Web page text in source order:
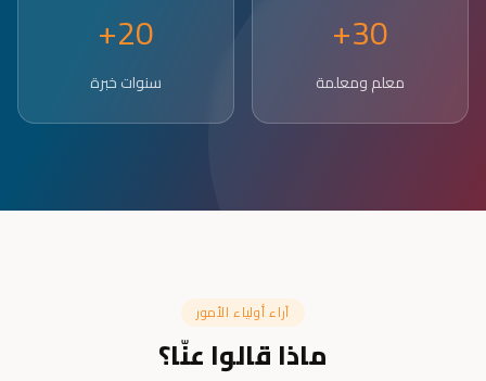
30+
معلم ومعلمة
20+
سنوات خبرة
آراء أولياء الأمور
ماذا قالوا عنّا؟